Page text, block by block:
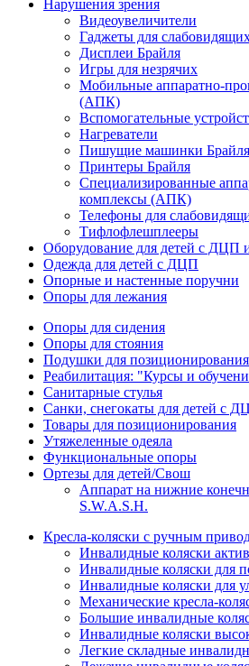
Нарушения зрения
Видеоувеличители
Гаджеты для
Дисплеи Брайля
Игры для незрячих
Мобильные аппаратно-
(АПК)
Вспомогательные
Нагреватели
Пишущие машинки Брайля
Принтеры Брайля
Специализированные
комплексы (АПК)
Телефоны для
Тифлофлешплееры
Оборудование для детей с ДЦП
Одежда для детей с ДЦП
Опорные и настенные поручни
Опоры для лежания
Опоры для сидения
Опоры для стояния
Подушки для позиционирования
Реабилитация: "Курсы и
Санитарные стулья
Санки, снегокаты для детей с
Товары для позиционирования
Утяжеленные одеяла
Функциональные опоры
Ортезы для детей/Свош
Аппарат на нижние
S.W.A.S.H.
Кресла-коляски с ручным
Инвалидные коляски
Инвалидные коляски для
Инвалидные коляски для
Механические кресла-
Большие инвалидные
Инвалидные коляски
Легкие складные